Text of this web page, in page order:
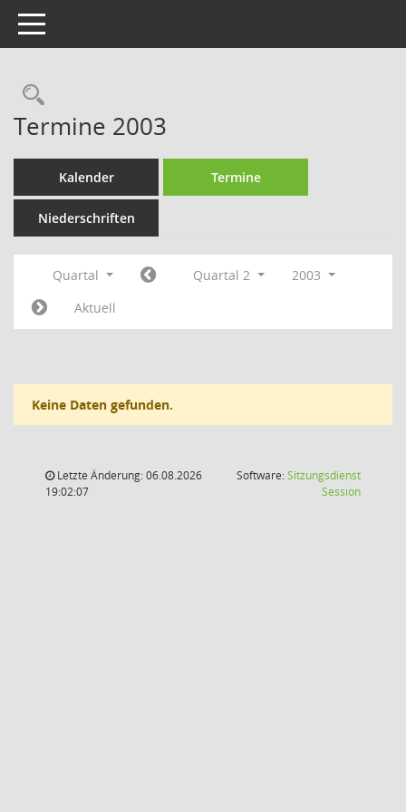
Toggle navigation
Rechercheauswahl
Termine 2003
Kalender Termine
Niederschriften
Quartal Quartal 2
2003
Aktuell
Keine Daten gefunden.
Letzte Änderung: 06.08.2026
19:02:07
Software:Sitzungsdienst
Session(Wird in